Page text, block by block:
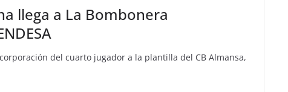
llega a La Bombonera
del cuarto jugador a la plantilla del CB Almansa,